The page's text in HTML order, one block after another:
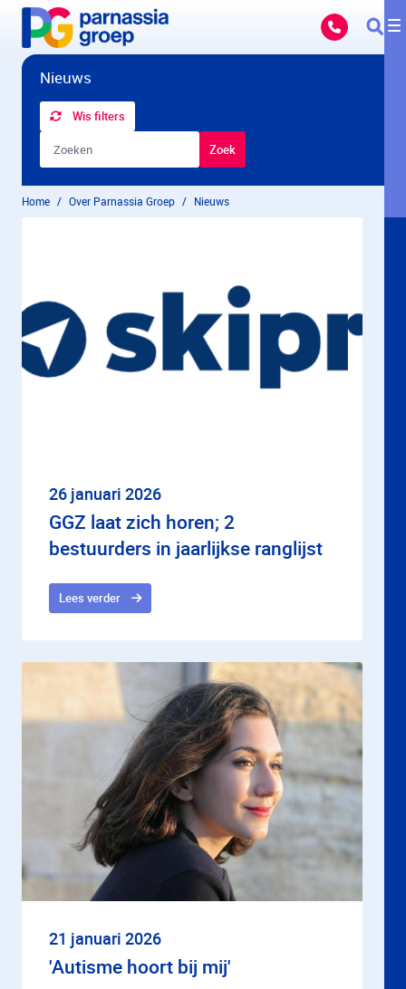
Overslaan en naar hoofdinhoud gaan
Nieuws
Wis filters
Zoekbalk Zoek
Home Over Parnassia Groep Nieuws
26 januari 2026
GGZ laat zich horen; 2
bestuurders in jaarlijkse ranglijst
Lees verder
21 januari 2026
'Autisme hoort bij mij'